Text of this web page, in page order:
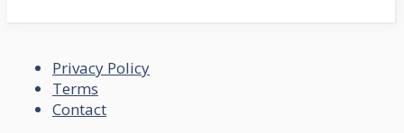
Privacy Policy
Terms
Contact